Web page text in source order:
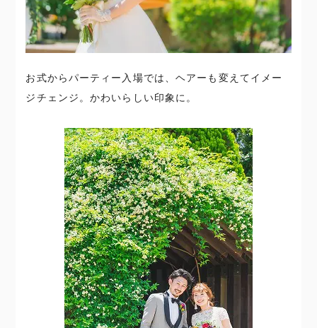
お式からパーティー入場では、ヘアーも変えてイメー
ジチェンジ。かわいらしい印象に。